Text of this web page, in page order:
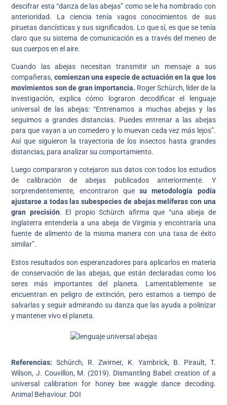
descifrar esta “danza de las abejas” como se le ha nombrado con
anterioridad. La ciencia tenía vagos conocimientos de sus
piruetas dancísticas y sus significados. Lo que sí, es que se tenía
claro que su sistema de comunicación es a través del meneo de
sus cuerpos en el aire.
Cuando las abejas necesitan transmitir un mensaje a sus
compañeras, comienzan una especie de actuación en la que los
movimientos son de gran importancia. Roger Schürch, líder de la
investigación, explica cómo lograron decodificar el lenguaje
universal de las abejas: “Entrenamos a muchas abejas y las
seguimos a grandes distancias. Puedes entrenar a las abejas
para que vayan a un comedero y lo muevan cada vez más lejos”.
Así que siguieron la trayectoria de los insectos hasta grandes
distancias, para analizar su comportamiento.
Luego compararon y cotejaron sus datos con todos los estudios
de calibración de abejas publicados anteriormente. Y
sorprendentemente, encontraron quesu metodología podía
ajustarse a todas las subespecies de abejas melíferas con una
gran precisión. El propio Schürch afirma que “una abeja de
Inglaterra entendería a una abeja de Virginia y encontraría una
fuente de alimento de la misma manera con una tasa de éxito
similar”.
Estos resultados son esperanzadores para aplicarlos en materia
de conservación de las abejas, que están declaradas como los
seres más importantes del planeta. Lamentablemente se
encuentran en peligro de extinción, pero estamos a tiempo de
salvarlas y seguir admirando su danza que las ayuda a polinizar
y mantener vivo el planeta.
Referencias: Schürch, R. Zwirner, K. Yambrick, B. Pirault, T.
Wilson, J. Couvillon, M. (2019). Dismantling Babel: creation of a
universal calibration for honey bee waggle dance decoding.
Animal Behaviour. DOI